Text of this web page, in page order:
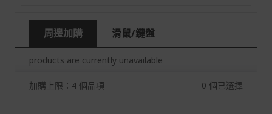
配送服務
本站商品除有特別標示收取運費之商品，其餘全館皆可免
運宅配到府。
Acer旗下品牌商品除可宅配配送全台各地外，部分商品可
以選擇配送至全台各地服務中心。
周邊加購 滑鼠/鍵盤
products are currently unavailable
加購上限：4 個品項 0 個已選擇